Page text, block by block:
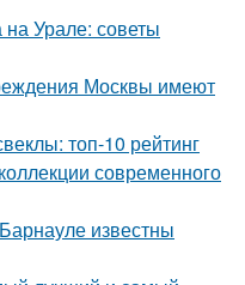
Урале: советы
Москвы имеют
топ-10 рейтинг
современного
известны